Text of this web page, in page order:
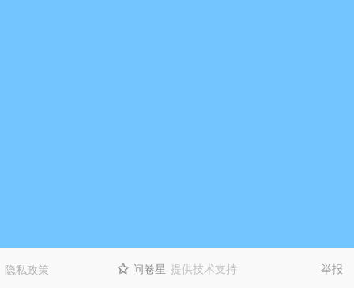
隐私政策  问卷星 提供技术支持 举报